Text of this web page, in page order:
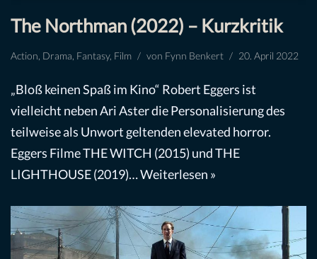
The Northman (2022) – Kurzkritik
Action Drama Fantasy, Film von Fynn Benkert 20. April 2022
„Bloß keinen Spaß im Kino“ Robert Eggers ist
vielleicht neben Ari Aster die Personalisierung des
teilweise als Unwort geltenden elevated horror.
Eggers Filme THE WITCH (2015) und THE
LIGHTHOUSE (2019)…Weiterlesen »